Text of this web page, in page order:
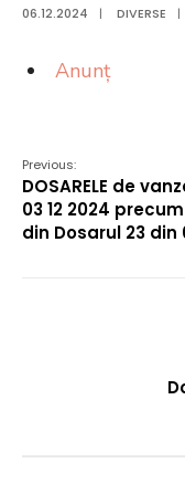
06.12.2024 | DIVERSE |
Anunț
Previous:
DOSARELE de
03 12 2024
din Dosarul 23 din